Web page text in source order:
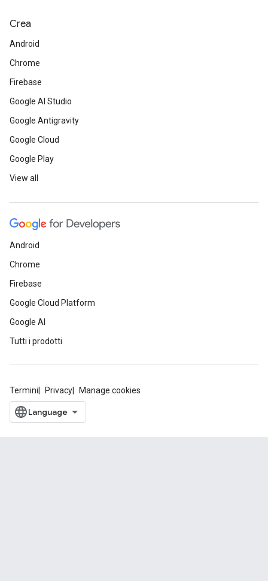
Crea
Android
Chrome
Firebase
Google AI Studio
Google Antigravity
Google Cloud
Google Play
View all
Android
Chrome
Firebase
Google Cloud Platform
Google AI
Tutti i prodotti
Termini Privacy Manage cookies